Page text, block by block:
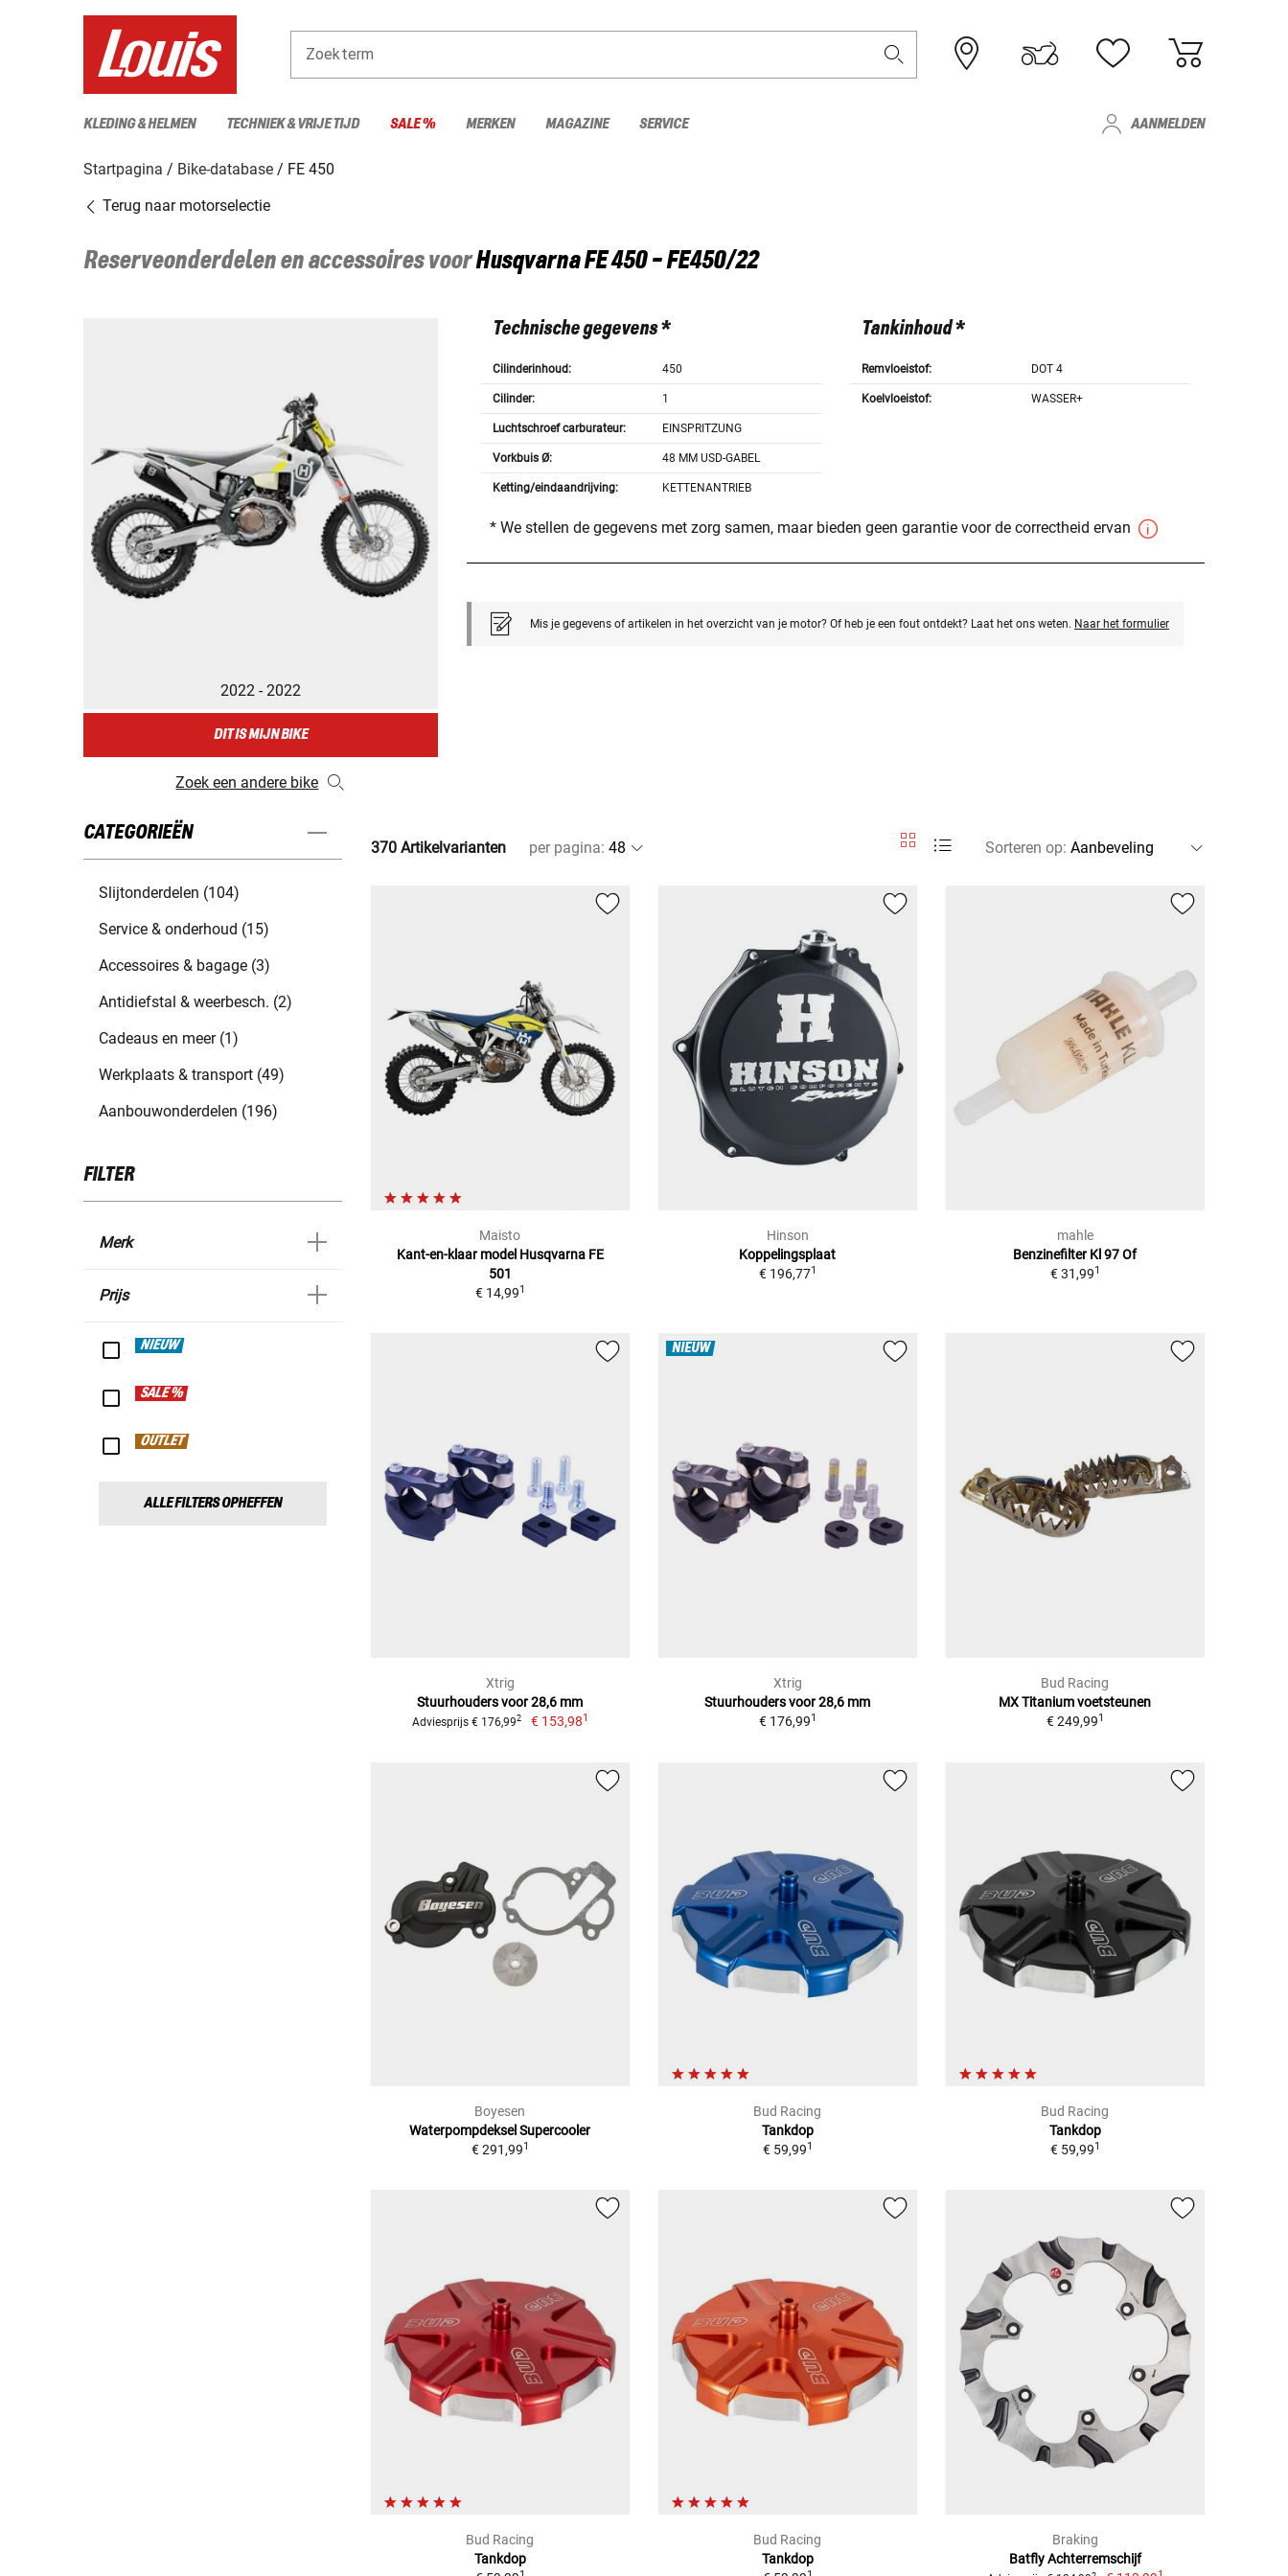
Zoekterm
KLEDING & HELMEN TECHNIEK & VRIJE TIJD SALE % MERKEN MAGAZINE SERVICE AANMELDEN
Startpagina Bike-database
FE 450
Terug naar motorselectie
Reserveonderdelen en accessoires voorHusqvarnaFE 450 - FE450/22
2022 - 2022
DIT IS MIJN BIKE
Zoek een andere bike
Technische gegevens *
Cilinderinhoud: 450
Cilinder: 1
Luchtschroef carburateur: EINSPRITZUNG
Vorkbuis Ø: 48 MM USD-GABEL
Ketting/eindaandrijving: KETTENANTRIEB
Tankinhoud *
Remvloeistof: DOT 4
Koelvloeistof: WASSER+
* We stellen de gegevens met zorg samen, maar bieden geen garantie voor de correctheid ervan
Mis je gegevens of artikelen in het overzicht van je motor? Of heb je een fout ontdekt? Laat het ons weten. Naar het formulier
CATEGORIEËN
Slijtonderdelen (104)
Service & onderhoud (15)
Accessoires & bagage (3)
Antidiefstal & weerbesch. (2)
Cadeaus en meer (1)
Werkplaats & transport (49)
Aanbouwonderdelen (196)
FILTER
Merk
Prijs
NIEUW
SALE %
OUTLET
ALLE FILTERS OPHEFFEN
370 Artikelvarianten per pagina: Sorteren op:
Maisto
Kant-en-klaar model Husqvarna FE
501
€ 14,991
Hinson
Koppelingsplaat
€ 196,771
mahle
Benzinefilter Kl 97 Of
€ 31,991
Xtrig
Stuurhouders voor 28,6 mm
Adviesprijs € 176,992 € 153,981
NIEUW
Xtrig
Stuurhouders voor 28,6 mm
€ 176,991
Bud Racing
MX Titanium voetsteunen
€ 249,991
Boyesen
Waterpompdeksel Supercooler
€ 291,991
Bud Racing
Tankdop
€ 59,991
Bud Racing
Tankdop
€ 59,991
Bud Racing
Tankdop
Bud Racing
Tankdop
Braking
Batfly Achterremschijf